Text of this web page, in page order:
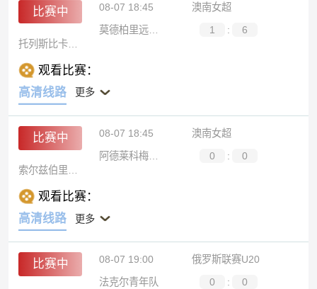
比赛中 08-07 18:45
澳南女超
莫德柏里远望女足
1 :
6
观看比赛：
高清线路
更多
比赛中 08-07 18:45
澳南女超
阿德莱科梅兹女足
0 :
0
观看比赛：
高清线路
更多
比赛中 08-07 19:00
俄罗斯联赛U20
法克尔青年队
0 :
0